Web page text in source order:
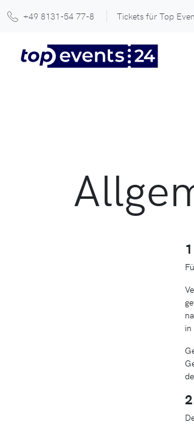
+49 8131-54 77-8 Tickets für Top